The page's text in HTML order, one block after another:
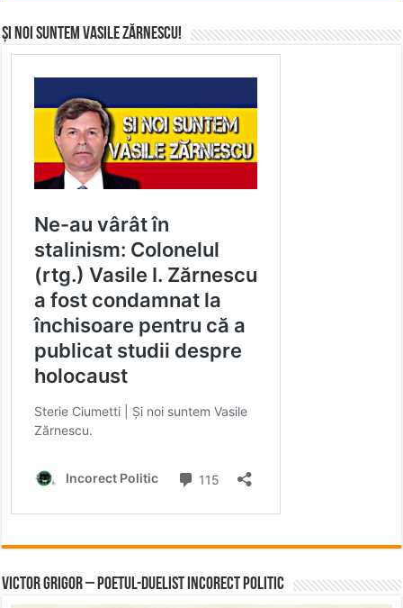
Și noi suntem Vasile Zărnescu!
Victor Grigor – Poetul-Duelist Incorect Politic